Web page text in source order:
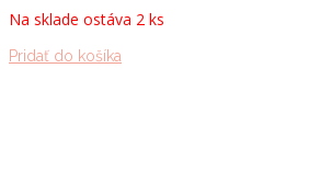
Na sklade ostáva 2 ks
Pridať do košíka